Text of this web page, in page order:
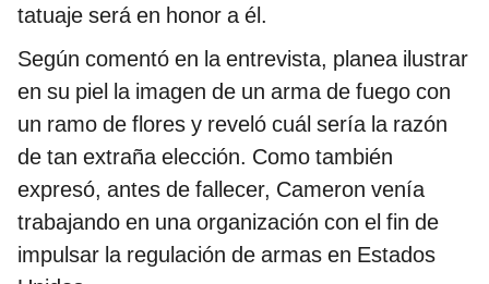
tatuaje será en honor a él.
Según comentó en la entrevista, planea ilustrar
en su piel la imagen de un arma de fuego con
un ramo de flores y reveló cuál sería la razón
de tan extraña elección. Como también
expresó, antes de fallecer, Cameron venía
trabajando en una organización con el fin de
impulsar la regulación de armas en Estados